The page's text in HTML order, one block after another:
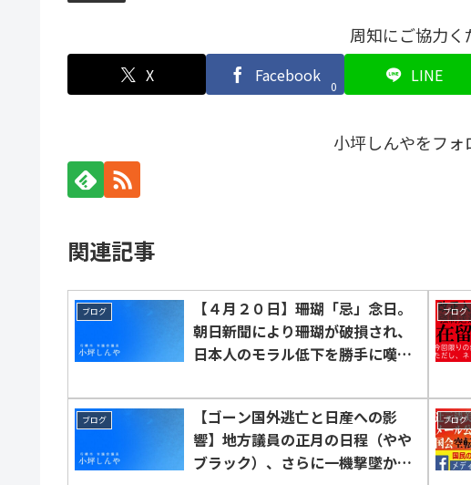
周知にご協力く
X Facebook
0
LINE
小坪しんやをフォ
関連記事
ブログ
【４月２０日】珊瑚「忌」念日。
朝日新聞により珊瑚が破損され、
日本人のモラル低下を勝手に嘆か
ブログ
ブログ
【ゴーン国外逃亡と日産への影
響】地方議員の正月の日程（やや
ブラック）、さらに一機撃墜か？
ブログ